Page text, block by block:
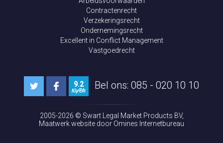
Contractenrecht
Verzekeringsrecht
Ondernemingsrecht
Excellent in Conflict Management
Vastgoedrecht
9.2 Bel ons: 085 - 020 10 10
2005-2026 © Swart Legal Market Products BV,
Maatwerk website door Omines Internetbureau